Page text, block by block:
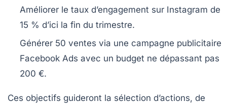
Améliorer le taux d’engagement sur Instagram de
15 % d’ici la fin du trimestre.
Générer 50 ventes via une campagne publicitaire
Facebook Ads avec un budget ne dépassant pas
200 €.
Ces objectifs guideront la sélection d’actions, de